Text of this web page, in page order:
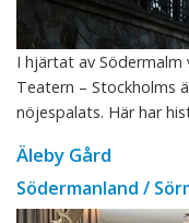
I hjärtat av Södermalm
Teatern – Stockholms
nöjespalats. Här har
Äleby Gård
Södermanland /